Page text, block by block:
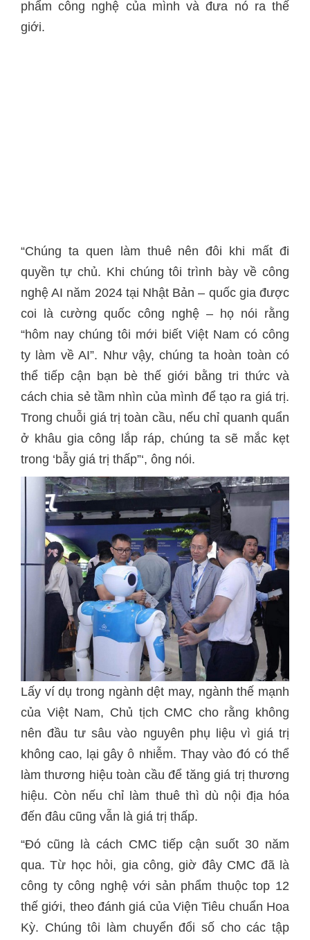
phẩm công nghệ của mình và đưa nó ra thế
giới.
“Chúng ta quen làm thuê nên đôi khi mất đi
quyền tự chủ. Khi chúng tôi trình bày về công
nghệ AI năm 2024 tại Nhật Bản – quốc gia được
coi là cường quốc công nghệ – họ nói rằng
“hôm nay chúng tôi mới biết Việt Nam có công
ty làm về AI”. Như vậy, chúng ta hoàn toàn có
thể tiếp cận bạn bè thế giới bằng tri thức và
cách chia sẻ tầm nhìn của mình để tạo ra giá trị.
Trong chuỗi giá trị toàn cầu, nếu chỉ quanh quẩn
ở khâu gia công lắp ráp, chúng ta sẽ mắc kẹt
trong ‘bẫy giá trị thấp”‘, ông nói.
Lấy ví dụ trong ngành dệt may, ngành thế mạnh
của Việt Nam, Chủ tịch CMC cho rằng không
nên đầu tư sâu vào nguyên phụ liệu vì giá trị
không cao, lại gây ô nhiễm. Thay vào đó có thể
làm thương hiệu toàn cầu để tăng giá trị thương
hiệu. Còn nếu chỉ làm thuê thì dù nội địa hóa
đến đâu cũng vẫn là giá trị thấp.
“Đó cũng là cách CMC tiếp cận suốt 30 năm
qua. Từ học hỏi, gia công, giờ đây CMC đã là
công ty công nghệ với sản phẩm thuộc top 12
thế giới, theo đánh giá của Viện Tiêu chuẩn Hoa
Kỳ. Chúng tôi làm chuyển đổi số cho các tập